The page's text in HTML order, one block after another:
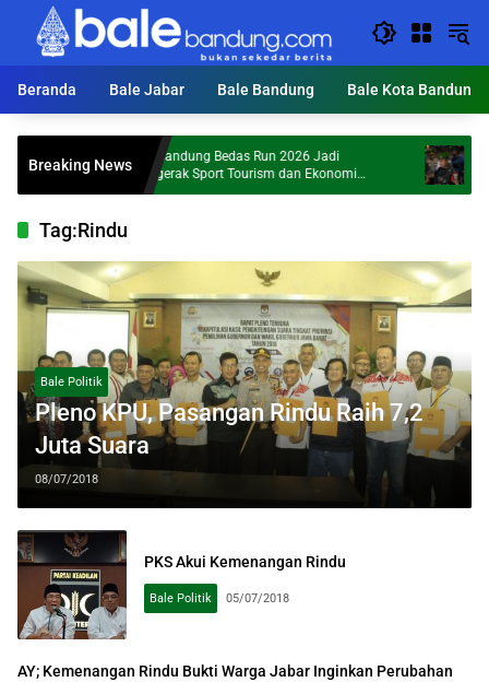
Langsung
konten
Beranda
Bale Jabar Bale Bandung Bale Kota Bandung
Breaking News
KDS: Bandung Bedas Run 2026 Jadi
Penggerak Sport Tourism dan Ekonomi
Kabupaten Bandung
Dandim
Malam
Tag:Rindu
Bale Politik
Pleno KPU, Pasangan Rindu Raih 7,2
Juta Suara
08/07/2018
PKS Akui Kemenangan Rindu
Bale Politik 05/07/2018
AY; Kemenangan Rindu Bukti Warga Jabar Inginkan Perubahan